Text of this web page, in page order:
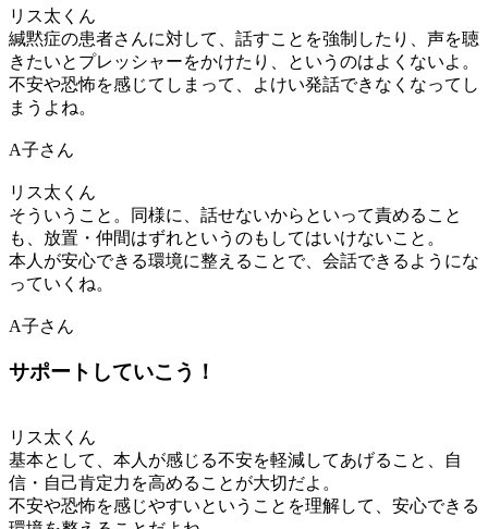
リス太くん
緘黙症の患者さんに対して、話すことを強制したり、声を聴
きたいとプレッシャーをかけたり、というのはよくないよ。
不安や恐怖を感じてしまって、よけい発話できなくなってし
まうよね。
A子さん
リス太くん
そういうこと。同様に、話せないからといって責めること
も、放置・仲間はずれというのもしてはいけないこと。
本人が安心できる環境に整えることで、会話できるようにな
っていくね。
A子さん
サポートしていこう！
リス太くん
基本として、本人が感じる不安を軽減してあげること、自
信・自己肯定力を高めることが大切だよ。
不安や恐怖を感じやすいということを理解して、安心できる